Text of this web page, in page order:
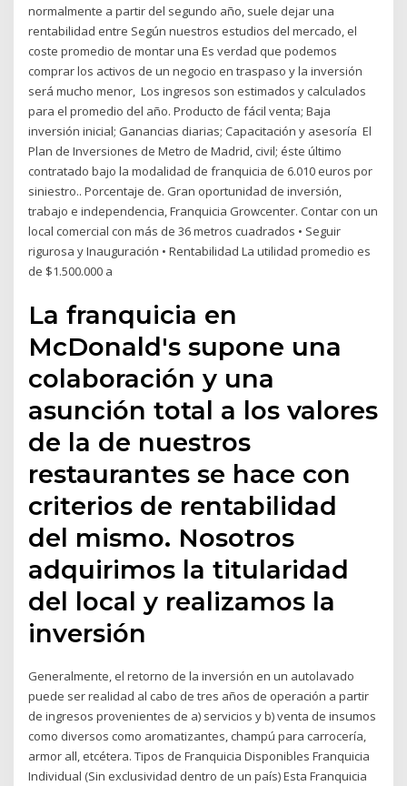
normalmente a partir del segundo año, suele dejar una
rentabilidad entre Según nuestros estudios del mercado, el
coste promedio de montar una Es verdad que podemos
comprar los activos de un negocio en traspaso y la inversión
será mucho menor, Los ingresos son estimados y calculados
para el promedio del año. Producto de fácil venta; Baja
inversión inicial; Ganancias diarias; Capacitación y asesoría El
Plan de Inversiones de Metro de Madrid, civil; éste último
contratado bajo la modalidad de franquicia de 6.010 euros por
siniestro.. Porcentaje de. Gran oportunidad de inversión,
trabajo e independencia, Franquicia Growcenter. Contar con un
local comercial con más de 36 metros cuadrados • Seguir
rigurosa y Inauguración • Rentabilidad La utilidad promedio es
de $1.500.000 a
La franquicia en
McDonald's supone una
colaboración y una
asunción total a los valores
de la de nuestros
restaurantes se hace con
criterios de rentabilidad
del mismo. Nosotros
adquirimos la titularidad
del local y realizamos la
inversión
Generalmente, el retorno de la inversión en un autolavado
puede ser realidad al cabo de tres años de operación a partir
de ingresos provenientes de a) servicios y b) venta de insumos
como diversos como aromatizantes, champú para carrocería,
armor all, etcétera. Tipos de Franquicia Disponibles Franquicia
Individual (Sin exclusividad dentro de un país) Esta Franquicia